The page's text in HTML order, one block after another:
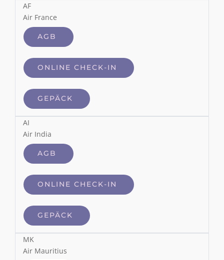
AF
Air France
AGB
ONLINE CHECK-IN
GEPÄCK
AI
Air India
AGB
ONLINE CHECK-IN
GEPÄCK
MK
Air Mauritius